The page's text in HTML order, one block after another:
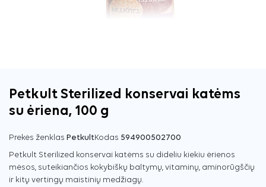
Petkult Sterilized konservai katėms
su ėriena, 100 g
Prekės ženklas PetkultKodas 594900502700
Petkult Sterilized konservai katėms su dideliu kiekiu ėrienos
mėsos, suteikiančios kokybiškų baltymų, vitaminų, aminorūgščių
ir kitų vertingų maistinių medžiagų.